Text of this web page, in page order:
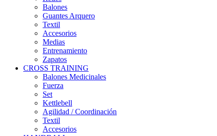
Balones
Guantes Arquero
Textil
Accesorios
Medias
Entrenamiento
Zapatos
CROSS TRAINING
Balones Medicinales
Fuerza
Set
Kettlebell
Agilidad / Coordinación
Textil
Accesorios